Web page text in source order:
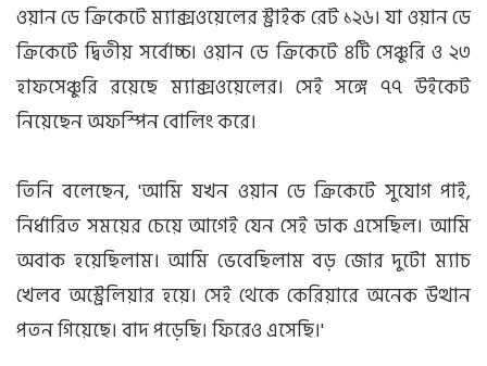
ওয়ান ডে ক্রিকেটে ম্যাক্সওয়েলের স্ট্রাইক রেট ১২৬। যা ওয়ান ডে
ক্রিকেটে দ্বিতীয় সর্বোচ্চ। ওয়ান ডে ক্রিকেটে ৪টি সেঞ্চুরি ও ২৩
হাফসেঞ্চুরি রয়েছে ম্যাক্সওয়েলের। সেই সঙ্গে ৭৭ উইকেট
নিয়েছেন অফস্পিন বোলিং করে।
তিনি বলেছেন, 'আমি যখন ওয়ান ডে ক্রিকেটে সুযোগ পাই,
নির্ধারিত সময়ের চেয়ে আগেই যেন সেই ডাক এসেছিল। আমি
অবাক হয়েছিলাম। আমি ভেবেছিলাম বড় জোর দুটো ম্যাচ
খেলব অস্ট্রেলিয়ার হয়ে। সেই থেকে কেরিয়ারে অনেক উত্থান
পতন গিয়েছে। বাদ পড়েছি। ফিরেও এসেছি।'